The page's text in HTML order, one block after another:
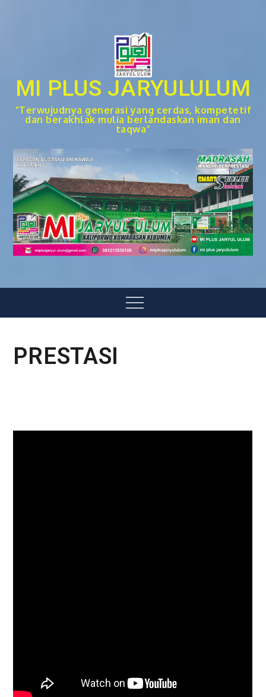
MI PLUS JARYULULUM
“Terwujudnya generasi yang cerdas, kompetetif
dan berakhlak mulia berlandaskan iman dan
taqwa”
Menu
PRESTASI